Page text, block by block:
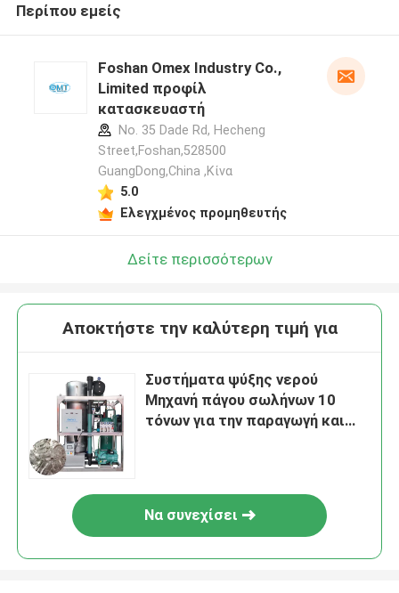
Περίπου εμείς
Foshan Omex Industry Co.,
Limited προφίλ
κατασκευαστή
No. 35 Dade Rd, Hecheng
Street,Foshan,528500
GuangDong,China ,Κίνα
5.0
Ελεγχμένος προμηθευτής
Δείτε περισσότερων
Αποκτήστε την καλύτερη τιμή για
Συστήματα ψύξης νερού
Μηχανή πάγου σωλήνων 10
τόνων για την παραγωγή και
Να συνεχίσει